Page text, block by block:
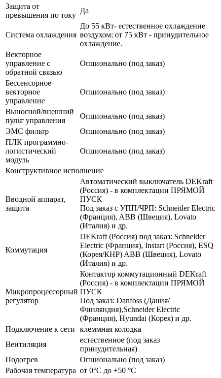
Защита от
превышения по току
Да
Система охлаждения
До 55 кВт- естественное охлаждение
воздухом; от 75 кВт - принудительное
охлаждение.
Векторное
управление с
обратной связью
Опционально (под заказ)
Бессенсорное
векторное
управление
Опционально (под заказ)
Выносной/внешний
пульт управления
Опционально (под заказ)
ЭМС фильтр
Опционально (под заказ)
ПЛК программно-
логистический
модуль
Опционально (под заказ)
Конструктивное исполнение
Вводной аппарат,
защита
Автоматический выключатель DEKraft
(Россия) - в комплектации ПРЯМОЙ
ПУСК
Под заказ с УПП/ЧРП: Schneider Electric
(Франция), ABB (Швеция), Lovato
(Италия) и др.
Коммутация
DEKraft (Россия) под заказ: Schneider
Electric (Франция), Instart (Россия), ESQ
(Корея/КНР) ABB (Швеция), Lovato
(Италия) и др.
Микропроцессорный
регулятор
Контактор коммутационный DEKraft
(Россия) - в комплектации ПРЯМОЙ
ПУСК
Под заказ: Danfoss (Дания/
Финляндия),Schneider Electric
(Франция), Hyundai (Корея) и др.
Подключение к сети
клеммная колодка
Вентиляция
естественное (под заказ
принудительная)
Подогрев
Опционально (под заказ)
Рабочая температура от 0°C до +50 °C